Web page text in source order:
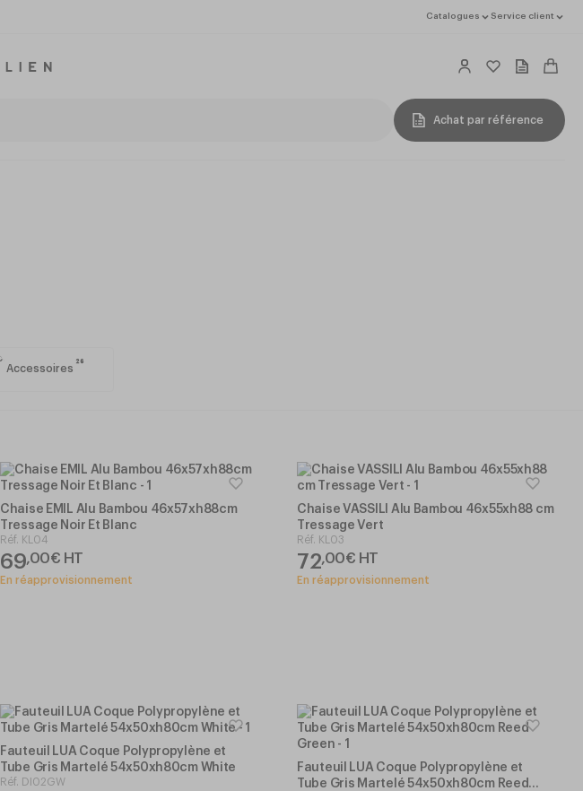
Catalogues Service client
Achat par référence
Accessoires 26
Chaise EMIL Alu Bambou 46x57xh88cm
Tressage Noir Et Blanc
Réf. KL04
69,00€ HT
En réapprovisionnement
Chaise VASSILI Alu Bambou 46x55xh88 cm
Tressage Vert
Réf. KL03
72,00€ HT
En réapprovisionnement
Fauteuil LUA Coque Polypropylène et
Tube Gris Martelé 54x50xh80cm White
Réf. DI02GW
Fauteuil LUA Coque Polypropylène et
Tube Gris Martelé 54x50xh80cm Reed